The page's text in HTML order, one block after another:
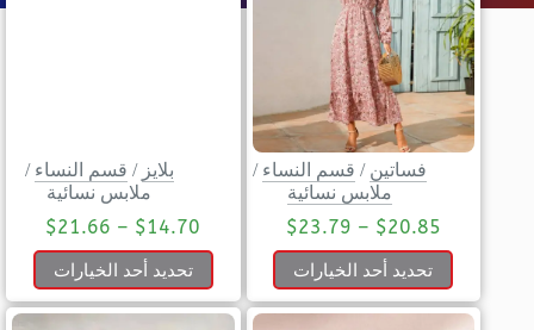
فساتين / قسم النساء /
ملابس نسائية
$20.85
–
$23.79
تحديد أحد الخيارات
بلايز / قسم النساء /
ملابس نسائية
$14.70
–
$21.66
تحديد أحد الخيارات